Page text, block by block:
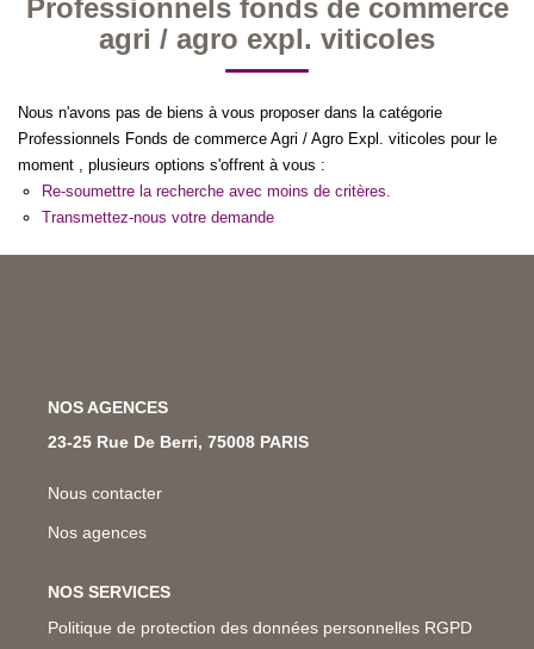
Gescofim - Finorgest Aulnay
Nous Rejoindre
NOS MÉTIERS
Nos Métiers
Nos Lettres Trimestrielles
Sélectionnez...
Type de bien
Surface min
Créer une alerte
Professionnels fonds de commerce
agri / agro expl. viticoles
Nous n'avons pas de biens à vous proposer dans la catégorie
Professionnels Fonds de commerce Agri / Agro Expl. viticoles pour le
moment , plusieurs options s'offrent à vous :
Re-soumettre la recherche avec moins de critères.
Transmettez-nous votre demande
NOS AGENCES
23-25 Rue De Berri, 75008 PARIS
Nous contacter
Nos agences
NOS SERVICES
Politique de protection des données personnelles RGPD